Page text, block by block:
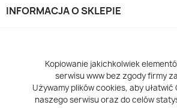
INFORMACJA O SKLEPIE
Kopiowanie jakichkolwiek
serwisu www bez zgody firmy
Używamy plików cookies, aby
naszego serwisu oraz do celów